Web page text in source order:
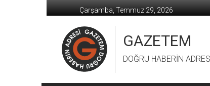
geç
Çarşamba, Temmuz 29, 2026
GAZETEM
DOĞRU HABERİN